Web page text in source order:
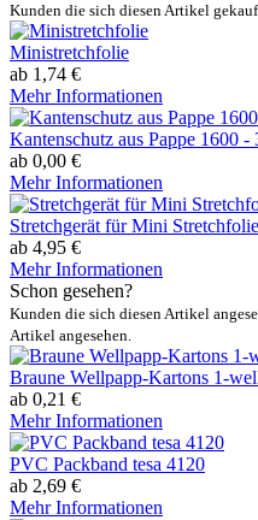
Kunden die sich diesen Artikel
Ministretchfolie
ab 1,74 €
Mehr Informationen
Kantenschutz aus Pappe 1600 -
ab 0,00 €
Mehr Informationen
Stretchgerät für Mini Stretchfolie
ab 4,95 €
Mehr Informationen
Schon gesehen?
Kunden die sich diesen Artikel
Artikel angesehen.
Braune Wellpapp-Kartons 1-
ab 0,21 €
Mehr Informationen
PVC Packband tesa 4120
ab 2,69 €
Mehr Informationen